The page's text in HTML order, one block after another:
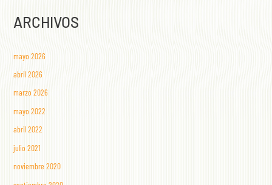
ARCHIVOS
mayo 2026
abril 2026
marzo 2026
mayo 2022
abril 2022
julio 2021
noviembre 2020